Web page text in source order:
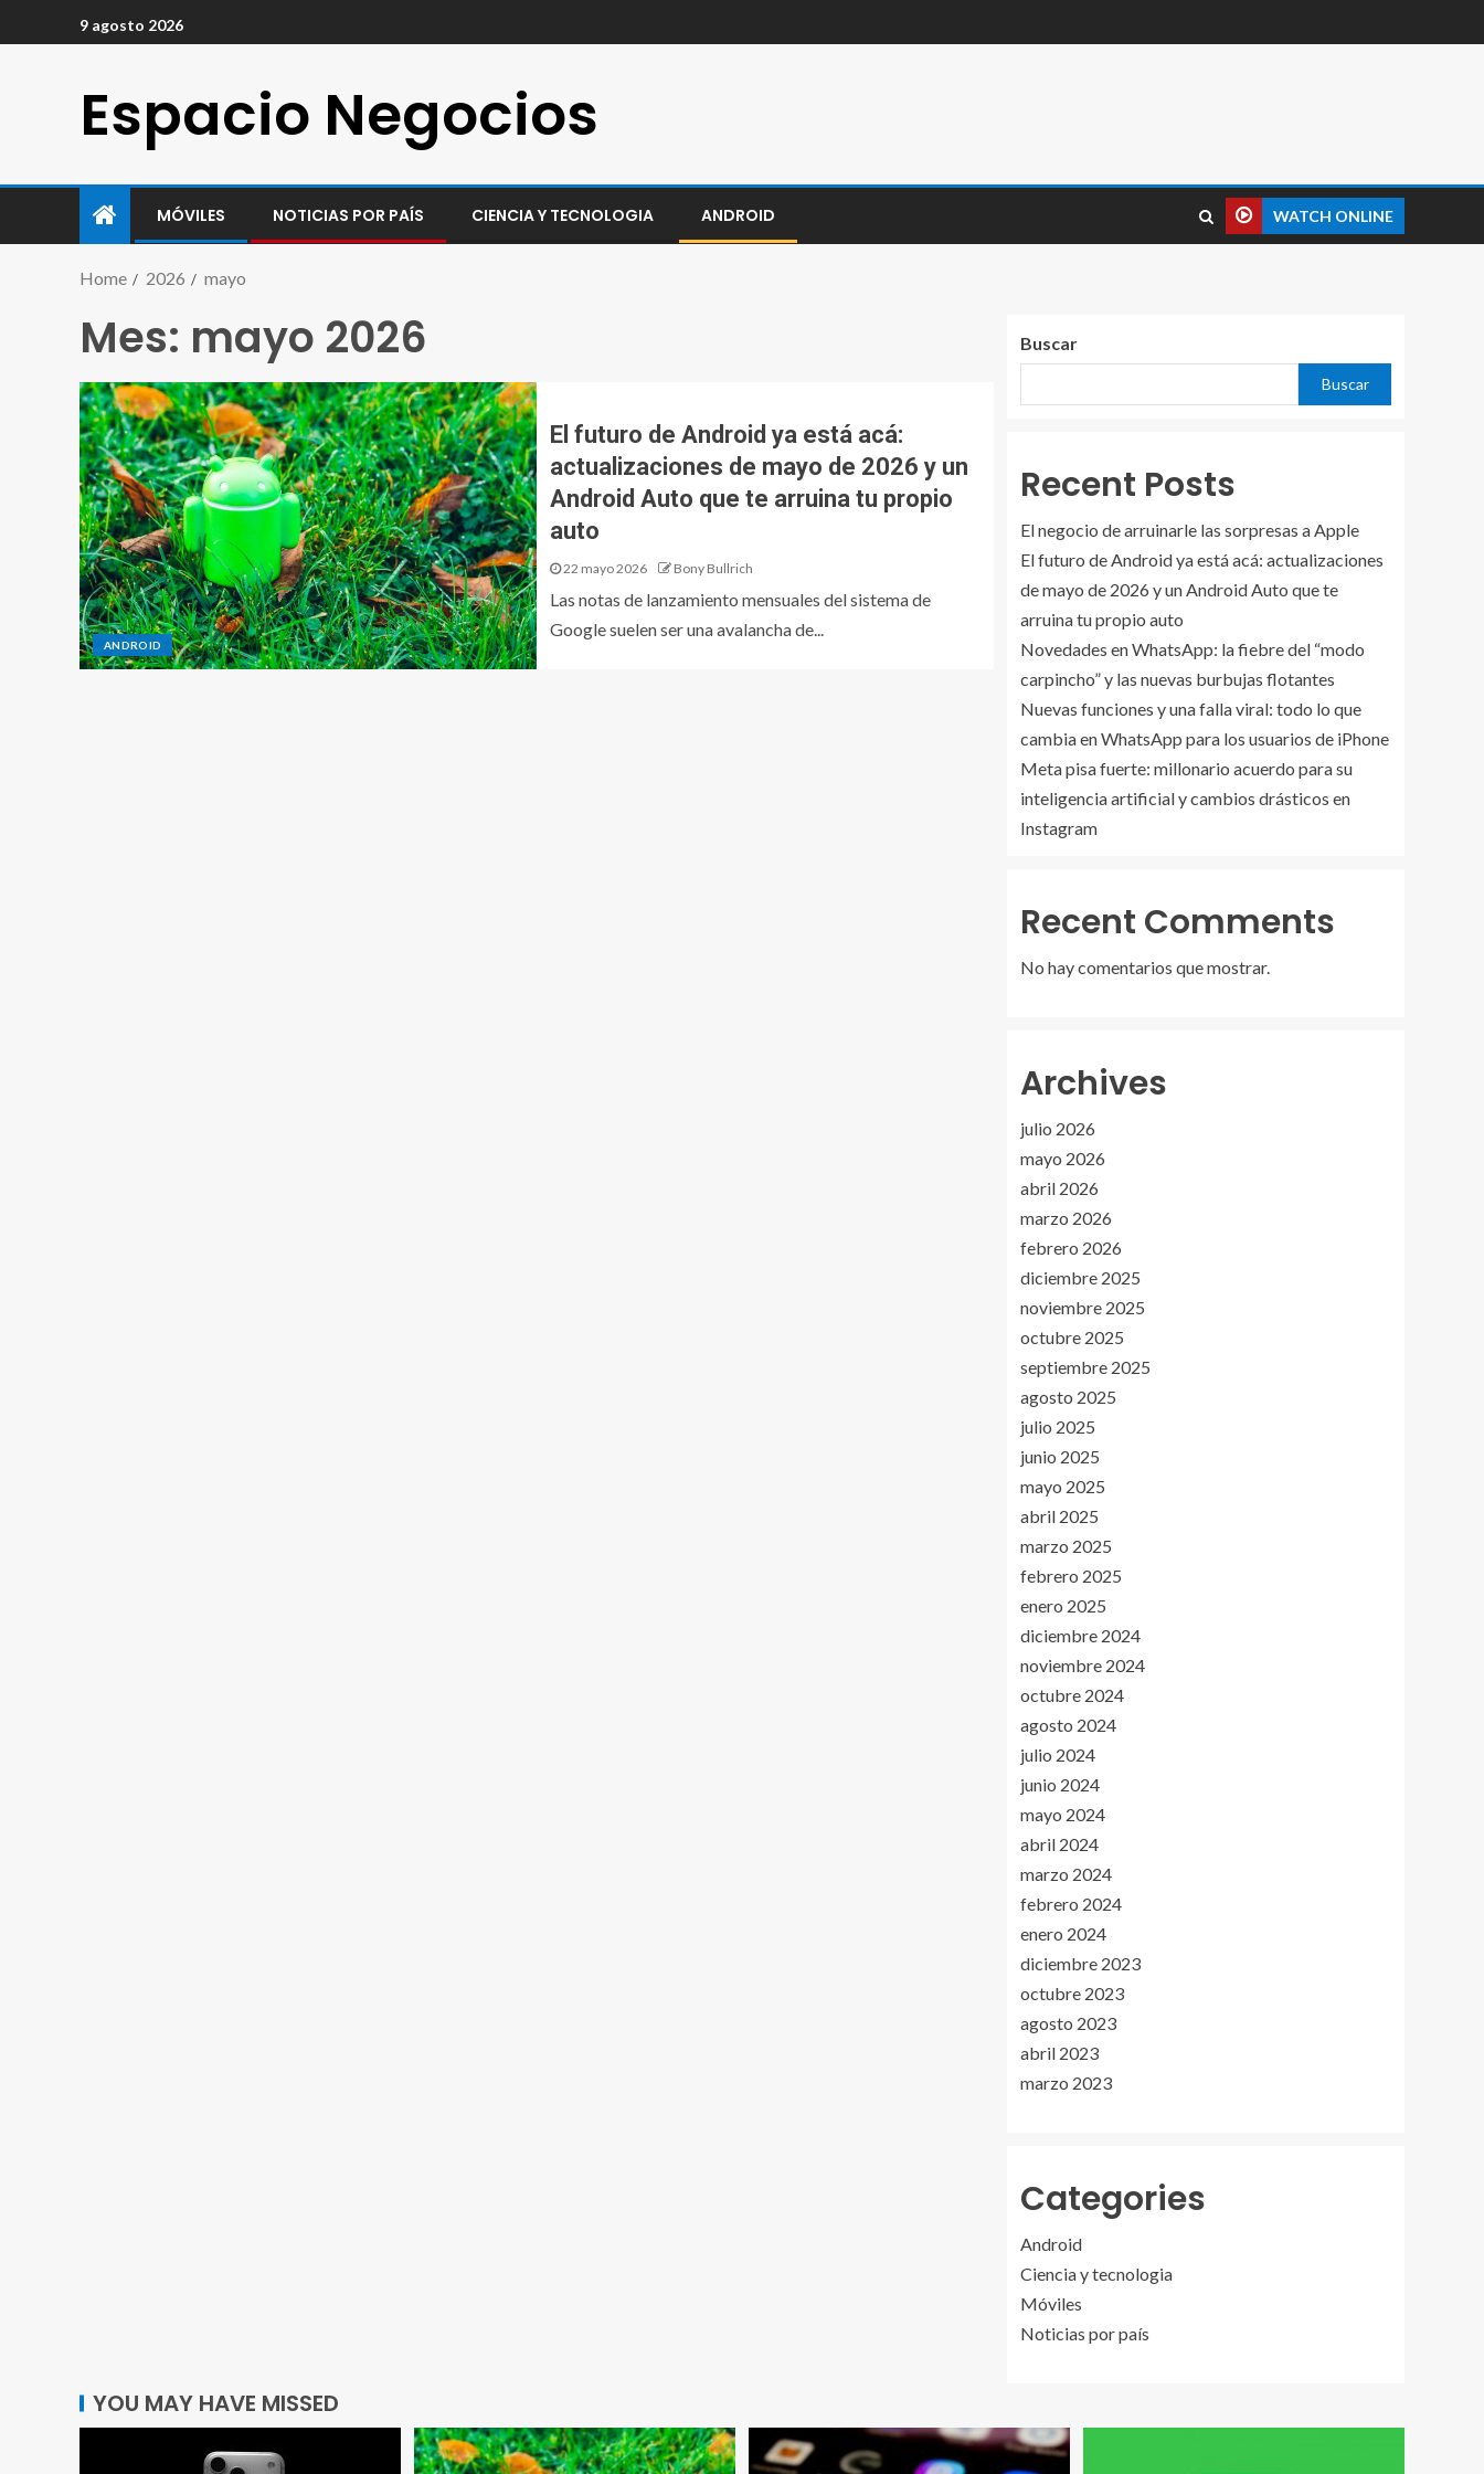
9 agosto 2026
Espacio Negocios
MÓVILES NOTICIAS POR PAÍS CIENCIA Y TECNOLOGIA ANDROID WATCH ONLINE
Home 2026 mayo
Mes: mayo 2026
ANDROID
El futuro de Android ya está acá:
actualizaciones de mayo de 2026 y un
Android Auto que te arruina tu propio
auto
22 mayo 2026 Bony Bullrich
Las notas de lanzamiento mensuales del sistema de
Google suelen ser una avalancha de...
Buscar
Buscar
Recent Posts
El negocio de arruinarle las sorpresas a Apple
El futuro de Android ya está acá: actualizaciones
de mayo de 2026 y un Android Auto que te
arruina tu propio auto
Novedades en WhatsApp: la fiebre del “modo
carpincho” y las nuevas burbujas flotantes
Nuevas funciones y una falla viral: todo lo que
cambia en WhatsApp para los usuarios de iPhone
Meta pisa fuerte: millonario acuerdo para su
inteligencia artificial y cambios drásticos en
Instagram
Recent Comments
No hay comentarios que mostrar.
Archives
julio 2026
mayo 2026
abril 2026
marzo 2026
febrero 2026
diciembre 2025
noviembre 2025
octubre 2025
septiembre 2025
agosto 2025
julio 2025
junio 2025
mayo 2025
abril 2025
marzo 2025
febrero 2025
enero 2025
diciembre 2024
noviembre 2024
octubre 2024
agosto 2024
julio 2024
junio 2024
mayo 2024
abril 2024
marzo 2024
febrero 2024
enero 2024
diciembre 2023
octubre 2023
agosto 2023
abril 2023
marzo 2023
Categories
Android
Ciencia y tecnologia
Móviles
Noticias por país
YOU MAY HAVE MISSED